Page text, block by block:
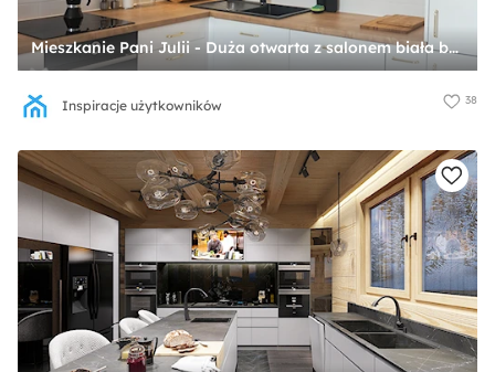
Mieszkanie Pani Julii - Duża otwarta z salonem biała brązowa z zabudowaną lodówką z okapem z kuchenką mikrofalową z nablatowym zlewozmywakiem ze zlewem w rogu kuchnia w kształcie litery l, styl nowoczesny - zdjęcie od Inspiracje użytkowników
Inspiracje użytkowników 38